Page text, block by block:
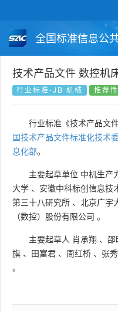
全国标准信息公
国家标准
国外标准
技术产品文件 数控机
行业标准-JB 机械 推荐性
行业标准《技术产品文
国技术产品文件标准化技术
息化部。
主要起草单位 中机生产
大学 、 安徽中科标创信息技
第三十八研究所 、 北京广宇
（数控）股份有限公司 。
主要起草人 肖承翔 、 邵
旗 、 田富君 、 周红桥 、 张
。